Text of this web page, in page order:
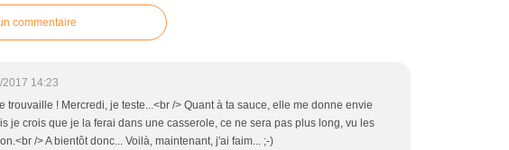
commentaire
2017 14:23
trouvaille ! Mercredi, je teste...<br /> Quant à ta sauce, elle me donne envie
je crois que je la ferai dans une casserole, ce ne sera pas plus long, vu les
/> A bientôt donc... Voilà, maintenant, j'ai faim... ;-)